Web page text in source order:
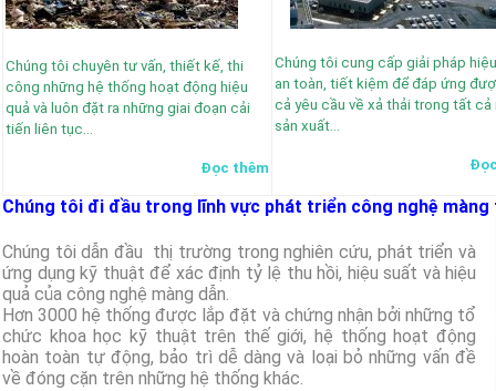
Chúng tôi chuyên tư vấn, thiết kế, thi
công những hệ thống hoạt động hiệu
quả và luôn đặt ra những giai đoạn cải
tiến liên tục…
Đọc thêm
Chúng tôi cung cấp giải pháp
an toàn, tiết kiệm để đáp ứng
cả yêu cầu về xả thải trong tất cả
sản xuất…
Chúng tôi đi đầu trong lĩnh vực phát triển công nghệ màng
Chúng tôi dẫn đầu thị trường trong nghiên cứu, phát triển và
ứng dụng kỹ thuật để xác định tỷ lệ thu hồi, hiệu suất và hiệu
quả của công nghệ màng dẫn.
Hơn 3000 hệ thống được lắp đặt và chứng nhận bởi những tổ
chức khoa học kỹ thuật trên thế giới, hệ thống hoạt động
hoàn toàn tự động, bảo trì dễ dàng và loại bỏ những vấn đề
về đóng cặn trên những hệ thống khác.